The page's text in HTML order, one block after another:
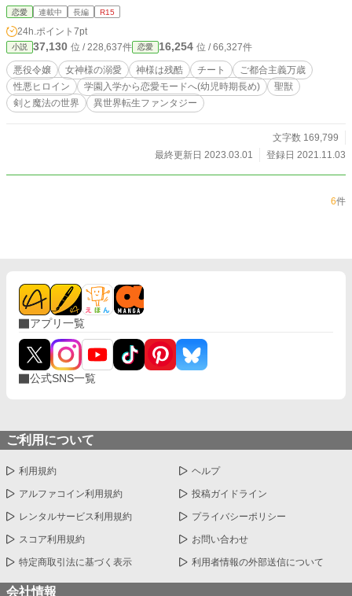
先でしないで欲しいんですけど…… 私を愛し子と呼ぶ女神様は、加護の他に色
んな能力を授けてくれるらしい。 護衛は聖獣様。 白いモフモフ一体の予定が、
いつの間にか二体授けてくれることになる。 転生先ではモフモフパラダイスか
しら！？ 前世でペットが飼いたくても飼えなかった私は、その事だけでも大満
足だ。 魂をゆっくり休めなさいと女神様の言葉に目を閉じると――― 七歳にな
ったその当日に、やっと記憶が蘇る。 どんな能力が私に授けられたんでしょ
う？ 怖いもの見たさでステータスを調べると･･･？ 「女神様、これはやり過ぎで
す！」 女神様に思わず強めに注意してしまった。 女神様は「愛しい子が学園に
立場にすると仰った言葉に二言はありませんよね？ 女神様までがヤバイという
性格のヒロインは、私に関わり合いにならないようお願いします。 悪役令嬢ら
しいけど、一切悪役令嬢しない私の物語。 ୨୧ ⑅ ୨୧ ⑅ ୨୧ ⑅ ୨୧ ⑅ ୨୧ ⑅ ୨୧ ⑅ ୨୧ ⑅ ୨୧ ⑅
୨୧ ୨୧ ⑅ ୨୧ ⑅ ୨୧ ⑅ ୨ 恋愛モードには年齢的にすぐ始まら無さそうです。 なので、
恋愛 連載中 長編 R15
24h.ポイント 7pt
小説 37,130 位 / 228,637件 恋愛 16,254 位 / 66,327件
悪役令嬢 女神様の溺愛 神様は残酷 チート
ご都合主義万歳
性悪ヒロイン
学園入学から恋愛モードへ(幼児時期長め)
聖獣
剣と魔法の世界
異世界転生ファンタジー
文字数 169,799
最終更新日 2023.03.01
登録日 2021.11.03
6件
アプリ一覧
公式SNS一覧
ご利用について
利用規約 ヘルプ
アルファコイン利用規約 投稿ガイドライン
レンタルサービス利用規約 プライバシーポリシー
スコア利用規約 お問い合わせ
特定商取引法に基づく表示 利用者情報の外部送信について
会社情報